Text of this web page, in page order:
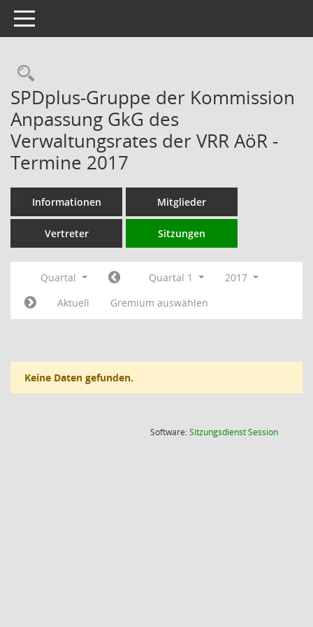
Toggle navigation
Rechercheauswahl
SPDplus-Gruppe der Kommission
Anpassung GkG des
Verwaltungsrates der VRR AöR -
Termine 2017
Informationen Mitglieder
Vertreter Sitzungen
Quartal Quartal 1
2017
Aktuell
Gremium auswählen
Keine Daten gefunden.
Software:SitzungsdienstSession(Wird in